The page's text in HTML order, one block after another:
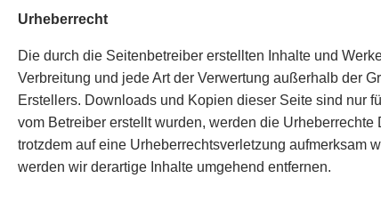
Urheberrecht
Die durch die Seitenbetreiber erstellten Inhalte und
Verbreitung und jede Art der Verwertung außerhalb der
Erstellers. Downloads und Kopien dieser Seite sind nur
vom Betreiber erstellt wurden, werden die
trotzdem auf eine Urheberrechtsverletzung aufmerksam
werden wir derartige Inhalte umgehend entfernen.